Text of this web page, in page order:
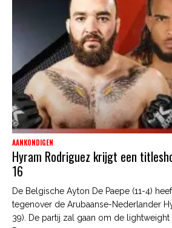
AANKONDIGEN
Hyram Rodriguez krijgt een
16
De Belgische Ayton De Paepe (11-4)
tegenover de Arubaanse-Nederlander
39). De partij zal gaan om de lightweight